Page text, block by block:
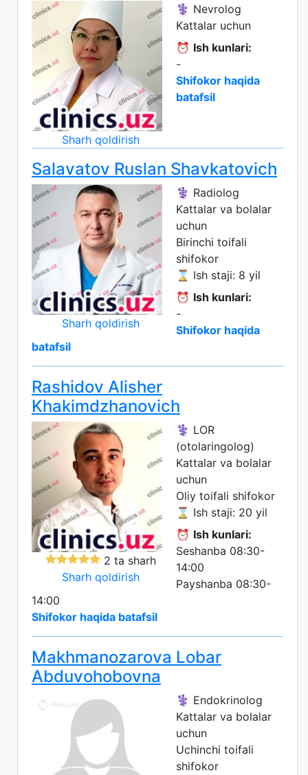
Sharh qoldirish
⚕️ Nevrolog
Kattalar uchun
⏰ Ish kunlari:
-
Shifokor haqida
batafsil
Salavatov Ruslan Shavkatovich
Sharh qoldirish
⚕️ Radiolog
Kattalar va bolalar
uchun
Birinchi toifali
shifokor
⌛ Ish staji: 8 yil
⏰ Ish kunlari:
-
Shifokor haqida
batafsil
Rashidov Alisher
Khakimdzhanovich
2 ta sharh
Sharh qoldirish
⚕️ LOR
(otolaringolog)
Kattalar va bolalar
uchun
Oliy toifali shifokor
⌛ Ish staji: 20 yil
⏰ Ish kunlari:
Seshanba 08:30-
14:00
Payshanba 08:30-
14:00
Shifokor haqida batafsil
Makhmanozarova Lobar
Abduvohobovna
⚕️ Endokrinolog
Kattalar va bolalar
uchun
Uchinchi toifali
shifokor